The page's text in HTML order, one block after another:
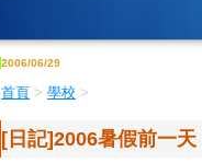
2006/06/29
首頁 > 學校 >
[日記]2006暑假前一天